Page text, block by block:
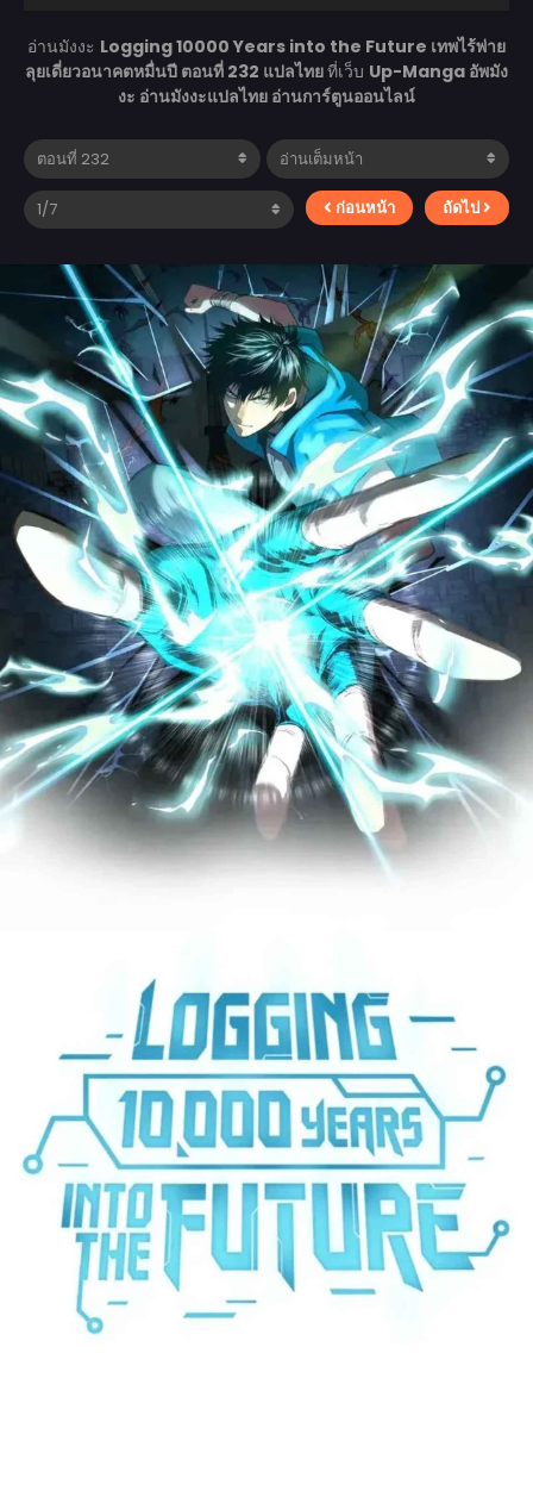
อ่านมังงะ Logging 10000 Years into the Future เทพไร้พ่าย
ลุยเดี่ยวอนาคตหมื่นปี ตอนที่ 232 แปลไทยที่เว็บ Up-Manga อัพมัง
งะ อ่านมังงะแปลไทย อ่านการ์ตูนออนไลน์
ก่อนหน้า ถัดไป